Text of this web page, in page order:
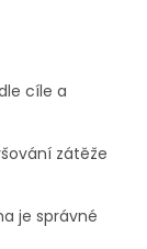
cíle a
zátěže
je správné